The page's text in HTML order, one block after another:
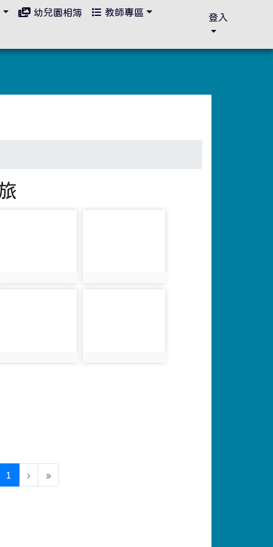
1 (current)
› »
幼兒園相簿 教師專區 登入